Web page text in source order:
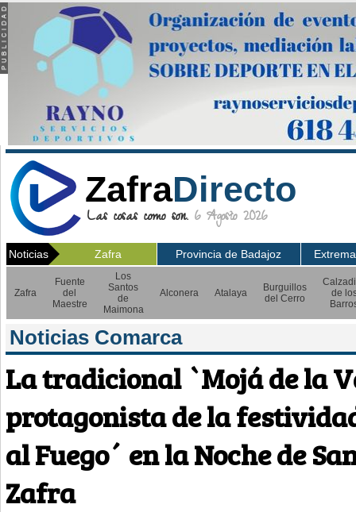
ZafraDirecto
Las cosas como son.6 Agosto 2026
Noticias Zafra Provincia de Badajoz
Zafra
Fuente
del
Maestre
Los
Santos
de
Maimona
Alconera Atalaya
Burguillos
del Cerro
de
Noticias Comarca
La tradicional `Mojá de la
protagonista de la
al Fuego´ en la Noche de
Zafra